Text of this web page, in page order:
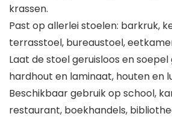
krassen.
Past op allerlei stoelen: barkruk,
terrasstoel, bureaustoel,
Laat de stoel geruisloos en
hardhout en laminaat, houten en
Beschikbaar gebruik op school,
restaurant, boekhandels,